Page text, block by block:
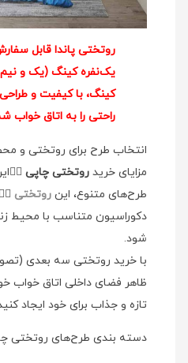
روتختی پاندا قابل
یک‌نفره کینگ (یک و نیم
کینگ، با کیفیت و
راحتی را به اتاق خواب
انتخاب طرح برای روتختی و
مزایای خرید روتختی چاپی
طرح‌های متنوع، این روتختی
دکوراسیون متناسب با محیط
شود.
با خرید روتختی سه بعدی
ظاهر فضای داخلی اتاق خواب
تازه و جذاب برای خود ایجاد
دسته بندی طرح‌های روتختی